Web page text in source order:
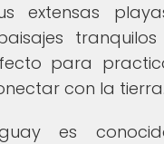
extensas
para
con la tierra.
es